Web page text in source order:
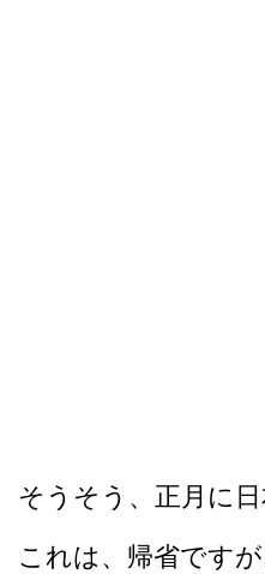
そうそう、正月に日
これは、帰省です